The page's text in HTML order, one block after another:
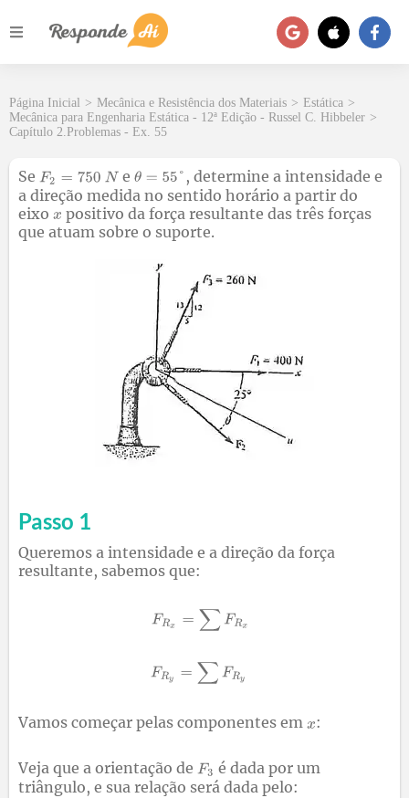
Página Inicial > Mecânica e Resistência dos Materiais > Estática >
Mecânica para Engenharia Estática - 12ª Edição - Russel C. Hibbeler >
Capítulo 2.Problemas - Ex. 55
Se e
, determine a intensidade e
a direção medida no sentido horário a partir do
eixo
positivo da força resultante das três forças
que atuam sobre o suporte.
Passo 1
Queremos a intensidade e a direção da força
resultante, sabemos que:
Vamos começar pelas componentes em :
Veja que a orientação de
é dada por um
triângulo, e sua relação será dada pelo: